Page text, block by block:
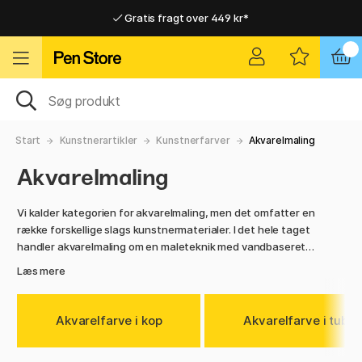
Gratis fragt over 449 kr*
Hurtigt til dør eller pakkeshop
Hurtigt til dør eller pakkeshop
Start Kunstnerartikler Kunstnerfarver Akvarelmaling
Akvarelmaling
Vi kalder kategorien for akvarelmaling, men det omfatter en
række forskellige slags kunstnermaterialer. I det hele taget
handler akvarelmaling om en maleteknik med vandbaseret
akvarelmaling ikke maler med hvid farve, skal du efterlade
nogle områder bare for at få hvide dele på billedet.
Akvarelfarve fås dels på tube, og der findes forskellige
Læs mere
Akvarelfarve i kop Akvarelfarve i tube